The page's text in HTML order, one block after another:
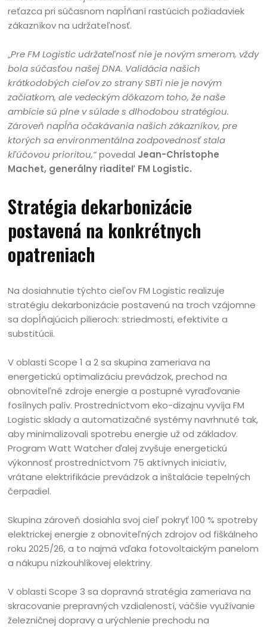
reťazca pri súčasnom napĺňaní rastúcich požiadaviek
zákazníkov na udržateľnosť.
„Pre FM Logistic udržateľnosť nie je novým smerom, vždy
bola súčasťou našej DNA. Validácia našich
krátkodobých cieľov zo strany SBTi nie je novým
začiatkom, ale vedeckým dôkazom toho, že naše
ambície sú plne v súlade s dlhodobou stratégiou.
Zároveň napĺňa očakávania našich zákazníkov, pre
ktorých sa environmentálna zodpovednosť stala
kľúčovou prioritou,“povedal Jean-Christophe
Machet, generálny riaditeľ FM Logistic.
Stratégia dekarbonizácie
postavená na konkrétnych
opatreniach
Na dosiahnutie týchto cieľov FM Logistic realizuje
stratégiu dekarbonizácie postavenú na troch vzájomne
sa dopĺňajúcich pilieroch: striedmosti, efektivite a
substitúcii.
V oblasti Scope 1 a 2 sa skupina zameriava na
energetickú optimalizáciu prevádzok, prechod na
obnoviteľné zdroje energie a postupné vyraďovanie
fosílnych palív. Prostredníctvom eko-dizajnu vyvíja FM
Logistic sklady a automatizačné systémy navrhnuté tak,
aby minimalizovali spotrebu energie už od základov.
Program Watt Watcher ďalej zvyšuje energetickú
výkonnosť prostredníctvom 75 aktívnych iniciatív,
vrátane elektrifikácie prevádzok a inštalácie tepelných
čerpadiel.
Skupina zároveň dosiahla svoj cieľ pokryť 100 % spotreby
elektrickej energie z obnoviteľných zdrojov od fiškálneho
roku 2025/26, a to najmä vďaka fotovoltaickým panelom
a nákupu nízkouhlíkovej elektriny.
V oblasti Scope 3 sa dopravná stratégia zameriava na
skracovanie prepravných vzdialeností, väčšie využívanie
železničnej dopravy a urýchlenie prechodu na